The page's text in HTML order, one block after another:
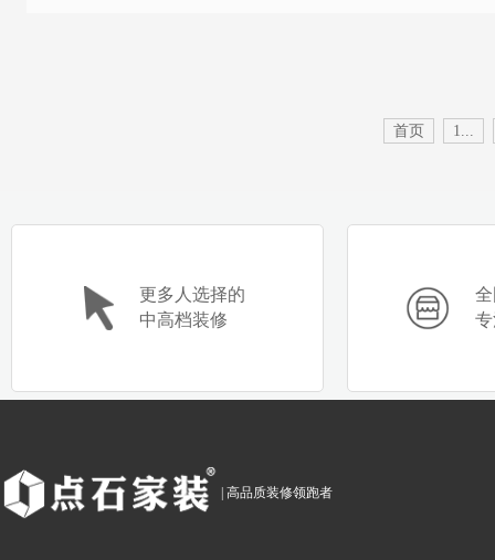
首页 1...
更多人选择的
中高档装修
| 高品质装修领跑者